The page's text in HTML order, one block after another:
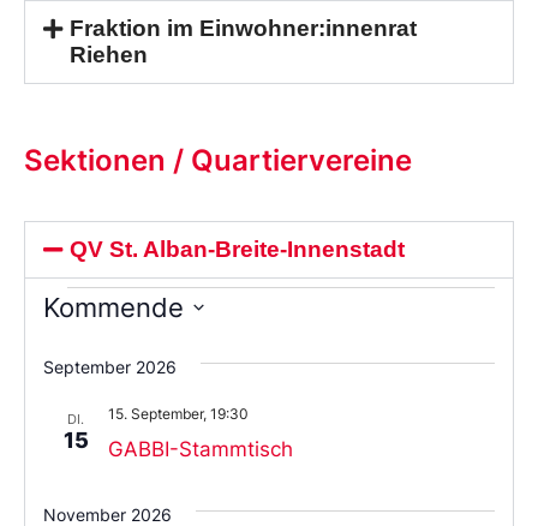
Fraktion im Einwohner:innenrat
Riehen
Sektionen / Quartiervereine
QV St. Alban-Breite-Innenstadt
Kommende
Sie
das
aus.
September 2026
DI.
15 GABBI-Stammtisch
15. September, 19:30
November 2026